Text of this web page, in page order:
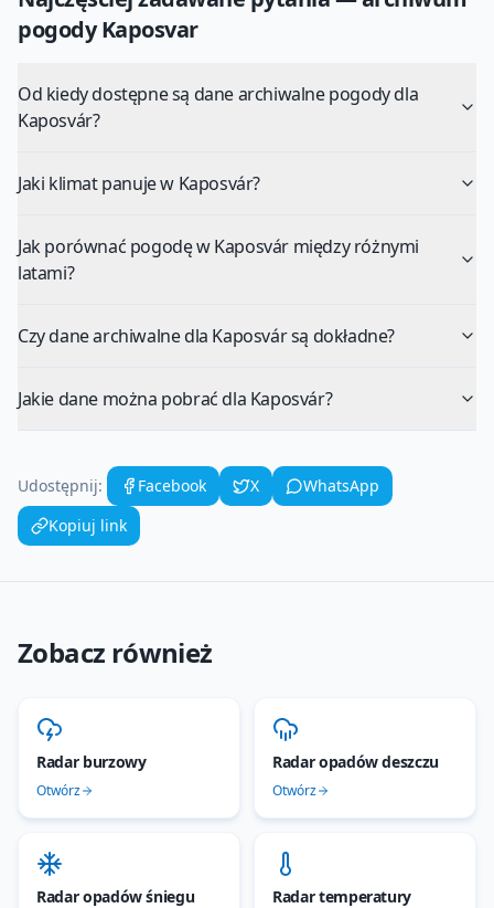
pogodyKaposvar
Od kiedy dostępne są dane archiwalne pogody dla
Kaposvár?
Jaki klimat panuje w Kaposvár?
Jak porównać pogodę w Kaposvár między różnymi
latami?
Czy dane archiwalne dla Kaposvár są dokładne?
Jakie dane można pobrać dla Kaposvár?
Udostępnij: Facebook X
WhatsApp
Kopiuj link
Zobacz również
Radar burzowy
Otwórz
Radar opadów deszczu
Otwórz
Radar opadów śniegu Radar temperatury